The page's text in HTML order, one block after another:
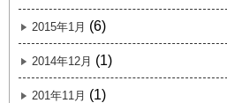
2015年1月 (6)
2014年12月 (1)
201年11月 (1)